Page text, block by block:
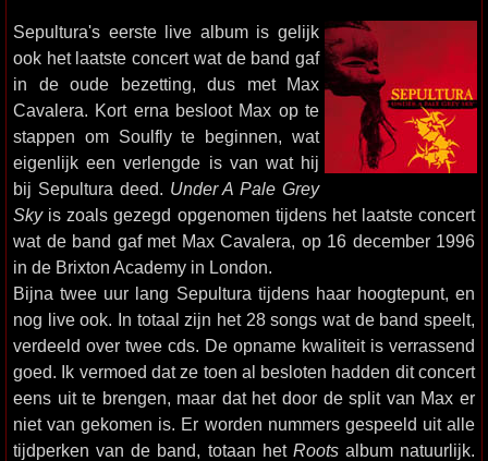
Sepultura's eerste live album is gelijk
ook het laatste concert wat de band gaf
in de oude bezetting, dus met Max
Cavalera. Kort erna besloot Max op te
stappen om Soulfly te beginnen, wat
eigenlijk een verlengde is van wat hij
bij Sepultura deed. Under A Pale Grey
Skyis zoals gezegd opgenomen tijdens het laatste concert
wat de band gaf met Max Cavalera, op 16 december 1996
in de Brixton Academy in London.
Bijna twee uur lang Sepultura tijdens haar hoogtepunt, en
nog live ook. In totaal zijn het 28 songs wat de band speelt,
verdeeld over twee cds. De opname kwaliteit is verrassend
goed. Ik vermoed dat ze toen al besloten hadden dit concert
eens uit te brengen, maar dat het door de split van Max er
niet van gekomen is. Er worden nummers gespeeld uit alle
tijdperken van de band, totaan het Rootsalbum natuurlijk.